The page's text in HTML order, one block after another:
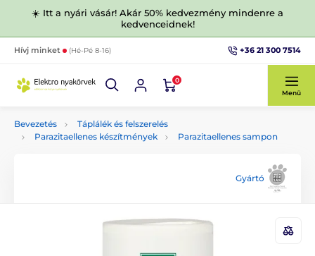
☀️ Itt a nyári vásár! Akár 50% kedvezmény mindenre a
kedvenceidnek!
Hívj minket (Hé-Pé 8-16) +36 21 300 7514
0
Menü
Bevezetés
Táplálék és felszerelés
Parazitaellenes készítmények
Parazitaellenes sampon
Gyártó